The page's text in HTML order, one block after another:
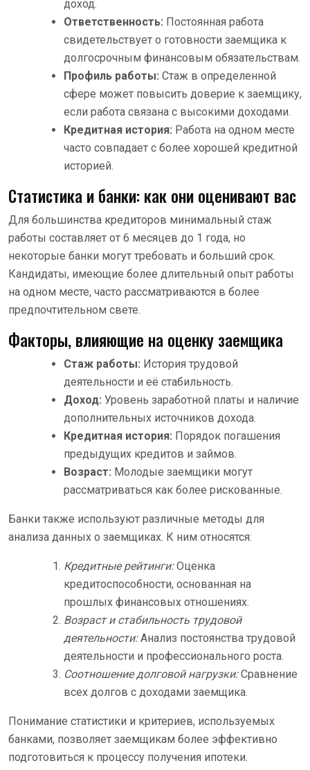
доход.
Ответственность: Постоянная работа
свидетельствует о готовности заемщика к
долгосрочным финансовым обязательствам.
Профиль работы: Стаж в определенной
сфере может повысить доверие к заемщику,
если работа связана с высокими доходами.
Кредитная история: Работа на одном месте
часто совпадает с более хорошей кредитной
историей.
Статистика и банки: как они оценивают вас
Для большинства кредиторов минимальный стаж
работы составляет от 6 месяцев до 1 года, но
некоторые банки могут требовать и больший срок.
Кандидаты, имеющие более длительный опыт работы
на одном месте, часто рассматриваются в более
предпочтительном свете.
Факторы, влияющие на оценку заемщика
Стаж работы: История трудовой
деятельности и её стабильность.
Доход: Уровень заработной платы и наличие
дополнительных источников дохода.
Кредитная история: Порядок погашения
предыдущих кредитов и займов.
Возраст: Молодые заемщики могут
рассматриваться как более рискованные.
Банки также используют различные методы для
анализа данных о заемщиках. К ним относятся:
Кредитные рейтинги:Оценка
кредитоспособности, основанная на
прошлых финансовых отношениях.
Возраст и стабильность трудовой
деятельности:Анализ постоянства трудовой
деятельности и профессионального роста.
Соотношение долговой нагрузки:Сравнение
всех долгов с доходами заемщика.
Понимание статистики и критериев, используемых
банками, позволяет заемщикам более эффективно
подготовиться к процессу получения ипотеки.